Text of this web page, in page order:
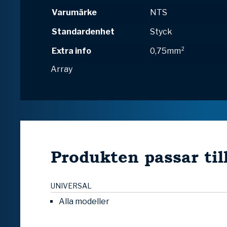
Varumärke
NTS
Standardenhet
Styck
Extra info
0,75mm²
Array
Produkten passar
UNIVERSAL
Alla modeller